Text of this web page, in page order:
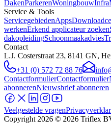
DakenParkerenWoningbouwInfra
Service & Tools
ServicegebiedenApps
werkenErkend applicateur zoeken
dakopleidingSchoonmaakadvies
Contact
L.J. Costerstraat 23, 8141 GN,
+31 (0) 572 72 88 76
ContactformulierContactformulier
abonnerenNieuwsbrief abonneren
Veelgestelde vragen
Copyright2026 © 2026 Triflex